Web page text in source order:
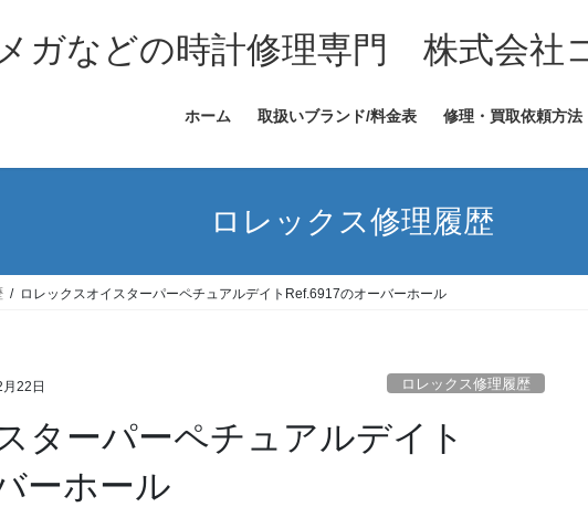
ガなどの時計修理専門 株式会社
ホーム 取扱いブランド/料金表 修理・買取依頼方法
ロレックス修理履歴
ロレックスオイスターパーペチュアルデイトRef.6917のオーバーホール
22日 ロレックス修理履歴
ターパーペチュアルデイト
ーホール